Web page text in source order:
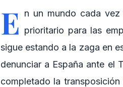
E n un mundo cada
prioritario para las
sigue estando a la zaga en
denunciar a España ante el
completado la